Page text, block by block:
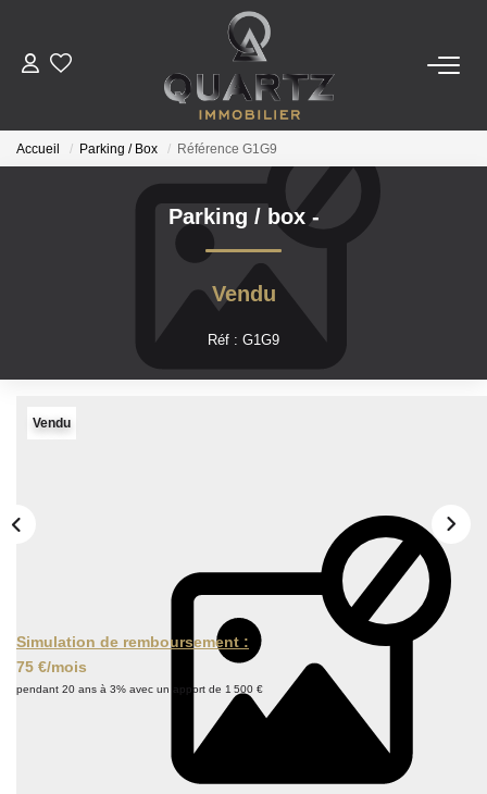
ESTIMER
À VENDRE
LE NEUF
NOUS REJOINDRE
L'AGENCE
Accueil Parking / Box Référence G1G9
Parking / box-
Vendu
Réf : G1G9
Vendu
Simulation de remboursement :
75 €/mois
pendant 20 ans à 3% avec un apport de 1 500 €